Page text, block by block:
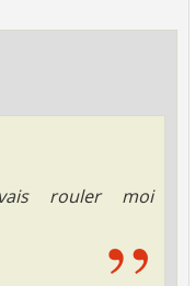
rouler moi